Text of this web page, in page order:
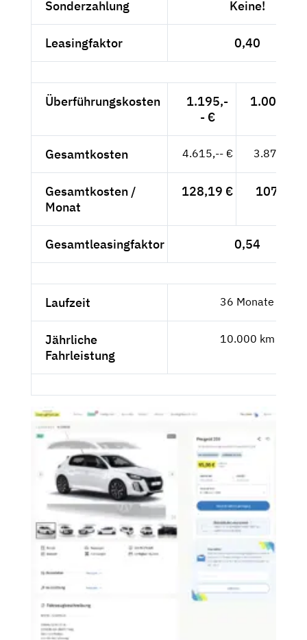
Sonderzahlung Keine!
Leasingfaktor 0,40
Überführungskosten
1.195,-
- €
1.004,20
Gesamtkosten 4.615,-- € 3.878,15
Gesamtkosten /
Monat
128,19 € 107,73 €
Gesamtleasingfaktor 0,54
Laufzeit 36 Monate
Jährliche
Fahrleistung
10.000 km